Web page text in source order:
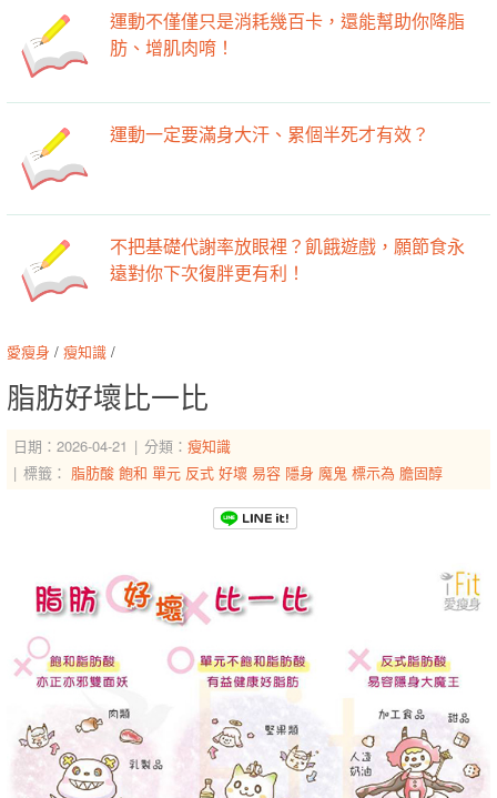
運動不僅僅只是消耗幾百卡，還能幫助你降脂
肪、增肌肉唷！
運動一定要滿身大汗、累個半死才有效？
不把基礎代謝率放眼裡？飢餓遊戲，願節食永
遠對你下次復胖更有利！
愛瘦身 / 瘦知識 /
脂肪好壞比一比
日期：2026-04-21 分類： 瘦知識
標籤： 脂肪酸 飽和 單元 反式 好壞 易容 隱身 魔鬼 標示為 膽固醇